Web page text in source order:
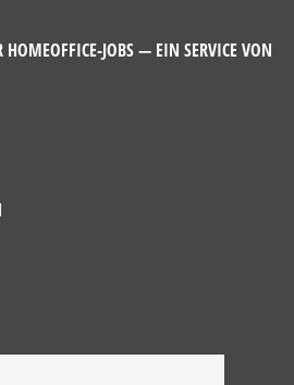
HOMEOFFICE-JOBS — EIN SERVICE VON